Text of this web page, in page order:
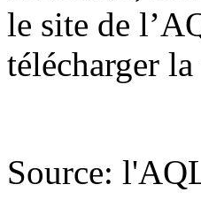
le site de
télécharger
Source: